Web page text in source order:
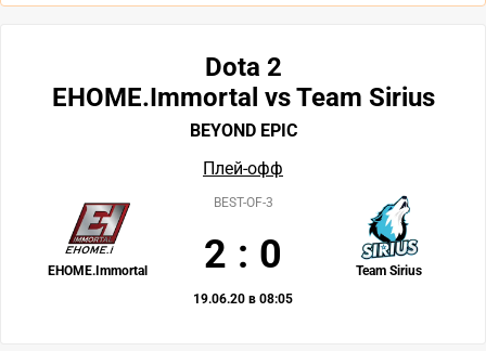
Dota 2
EHOME.Immortal vs Team Sirius
BEYOND EPIC
Плей-офф
EHOME.Immortal Team Sirius
BEST-OF-3
2 : 0
19.06.20 в 08:05